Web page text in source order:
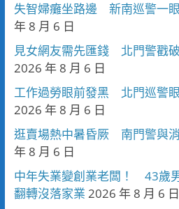
失智婦癱坐路邊 新南巡警一
年 8 月 6 日
見女網友需先匯錢 北門警戳
2026 年 8 月 6 日
工作過勞眼前發黑 北門巡警
2026 年 8 月 6 日
逛賣場熱中暑昏厥 南門警與
年 8 月 6 日
中年失業變創業老闆！ 43歲
翻轉沒落家業 2026 年 8 月 6 日